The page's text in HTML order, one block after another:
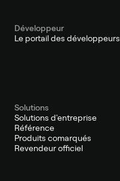
Développeur
Le portail des développeurs
Solutions
Solutions d'entreprise
Référence
Produits comarqués
Revendeur officiel